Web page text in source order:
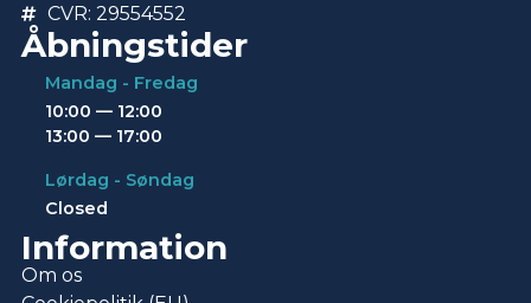
CVR: 29554552
Åbningstider
Mandag - Fredag
10:00 — 12:00
13:00 — 17:00
Lørdag - Søndag
Closed
Information
Om os